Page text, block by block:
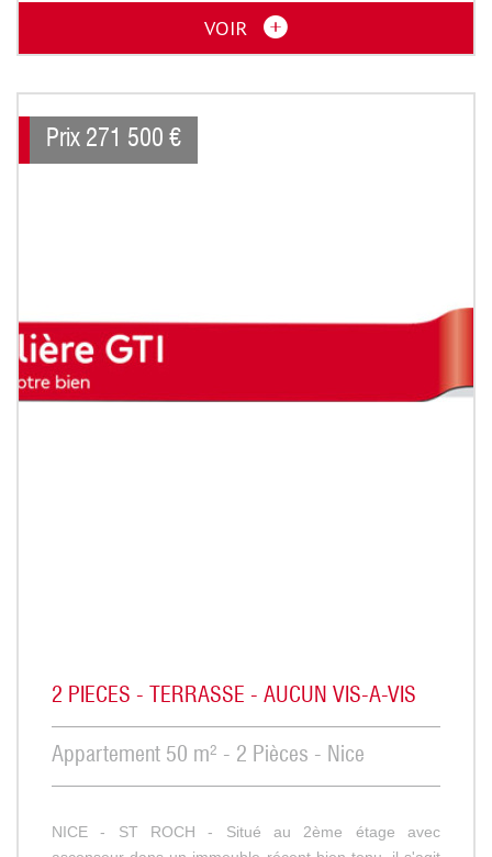
VOIR
Prix 271 500 €
2 PIECES - TERRASSE - AUCUN VIS-A-VIS
Appartement 50 m² - 2 Pièces - Nice
NICE - ST ROCH - Situé au 2ème étage avec